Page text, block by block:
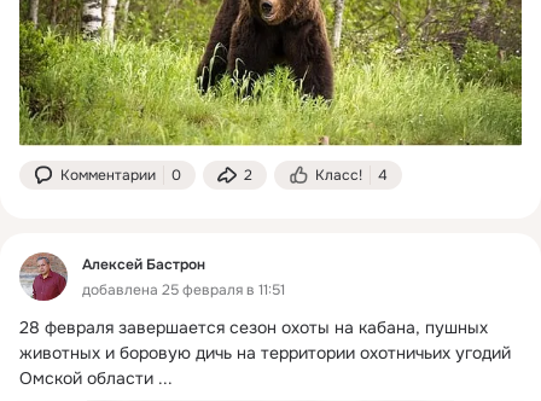
ООУ Усть-Ишимского района – 12.
ООУ Седельниковского района – 4.
Напоминаем, что в разрешении на добычу медведя
бурого, в качестве сроков охоты указывается не более двух
непрерывных временных периодов, общая
продолжительность которых составляет не более 3
Комментарии 0 2 Класс! 4
Алексей Бастрон
добавлена 25 февраля в 11:51
28 февраля завершается сезон охоты на кабана, пушных
животных и боровую дичь на территории охотничьих угодий
Омской области ...